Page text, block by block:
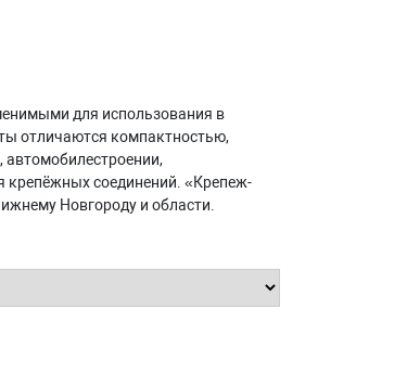
для использования в
отличаются компактностью,
крепёжных соединений. «Крепеж-
Новгороду и области.